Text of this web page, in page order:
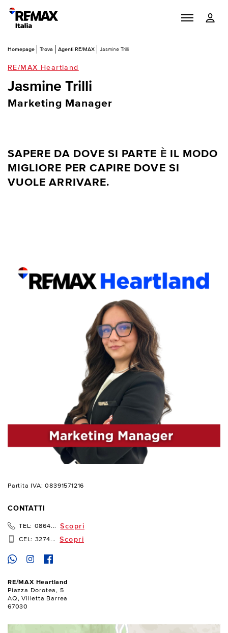
Homepage Trova Agenti RE/MAX Jasmine Trilli
RE/MAX Heartland
Jasmine Trilli
Marketing Manager
SAPERE DA DOVE SI PARTE È IL MODO
MIGLIORE PER CAPIRE DOVE SI
VUOLE ARRIVARE.
Partita IVA: 08391571216
CONTATTI
TEL: 0864... Scopri
CEL: 3274... Scopri
RE/MAX Heartland
Piazza Dorotea, 5
AQ, Villetta Barrea
67030